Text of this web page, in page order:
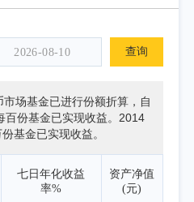
查询
场基金已进行份额折算，自
百份基金已实现收益。2014
基金已实现收益。
七日年化收益
率%
资产净值
(元)